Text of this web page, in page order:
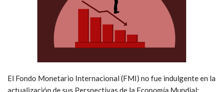
El Fondo Monetario Internacional (FMI) no fue indulgente en la
actualización de sus Perspectivas de la Economía Mundial: